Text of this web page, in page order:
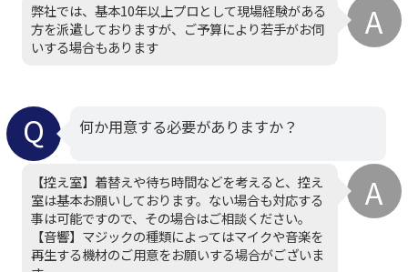
弊社では、基本10年以上プロとして現場経験がある
方を派遣しておりますが、ご予算により若手がお伺
いする場合もあります
何か用意する必要がありますか？
【控え室】着替えや待ち時間などを考えると、控え
室は基本お願いしております。ない場合も対応する
事は可能ですので、その場合はご相談ください。
【音響】マジックの種類によってはマイクや音楽を
再生する機材のご用意をお願いする場合がございま